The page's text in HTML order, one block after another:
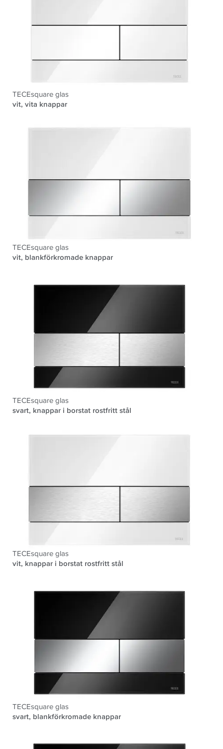
TECEsquare glas
vit, vita knappar
TECEsquare glas
vit, blankförkromade knappar
TECEsquare glas
svart, knappar i borstat rostfritt stål
TECEsquare glas
vit, knappar i borstat rostfritt stål
TECEsquare glas
svart, blankförkromade knappar